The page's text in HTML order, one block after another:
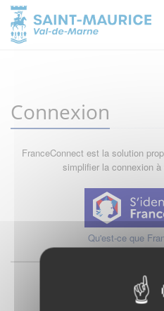
Connexion
FranceConnect est la solution
simplifier la connexion
Qu'est-ce que